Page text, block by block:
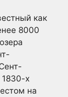
как
8000
х
на